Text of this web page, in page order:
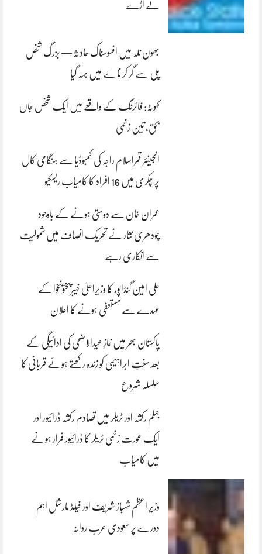
لے اڑے
بھون نلہ میں افسوسناک حادثہ — بزرگ شخص
پلی سے گر کر نالے میں بہہ گیا
کہوٹہ: فائرنگ کے واقعے میں ایک شخص جاں
بحق، تین زخمی
انجینئر قمراسلام راجہ کی کمبوڈیا سے ہنگامی کال
پر چکری میں 16 افراد کا کامیاب ریسکیو
عمران خان سے دوستی ہونے کے باوجود
چودھری نثار نے تحریک انصاف میں شمولیت
سے انکاری رہے
علی امین گنڈاپور کا وزیراعلیٰ خیبرپختونخوا کے
عہدے سے مستعفی ہونے کا اعلان
پاکستان بھر میں نمازِ عیدالاضحی کی ادائیگی کے
بعد سنتِ ابراہیمی کو زندہ رکھتے ہوئے قربانی کا
سلسلہ شروع
جہلم رکشہ اور ٹریلر میں تصادم رکشہ ڈرائیور اور
ایک عورت زخمی ٹریلر کا ڈرائیور فرار ہونے
میں کامیاب
وزیر اعظم شہباز شریف اور فیلڈ مارشل اہم
دورے پر سعودی عرب روانہ